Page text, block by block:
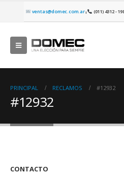
ventas@domec.com.ar| (011) 4312 -
PRINCIPAL RECLAMOS #12932
#12932
CONTACTO